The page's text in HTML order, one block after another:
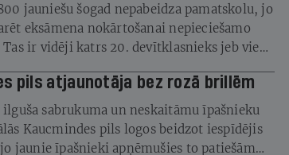
jauniešu šogad nepabeidza pamatskolu, jo
eksāmena nokārtošanai nepieciešamo
Tas ir vidēji katrs 20. devītklasnieks jeb viens
pils atjaunotāja bez rozā brillēm
ilguša sabrukuma un neskaitāmu īpašnieku
Kaucmindes pils logos beidzot iespīdējis
jaunie īpašnieki apņēmušies to patiešām